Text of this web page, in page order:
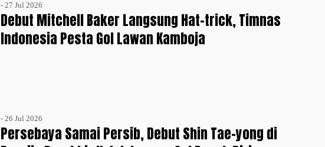
- 27 Jul 2026
Debut Mitchell Baker Langsung Hat-trick, Timnas
Indonesia Pesta Gol Lawan Kamboja
- 26 Jul 2026
Persebaya Samai Persib, Debut Shin Tae-yong di